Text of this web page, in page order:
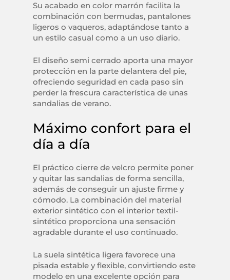
Su acabado en color marrón facilita la
combinación con bermudas, pantalones
ligeros o vaqueros, adaptándose tanto a
un estilo casual como a un uso diario.
El diseño semi cerrado aporta una mayor
protección en la parte delantera del pie,
ofreciendo seguridad en cada paso sin
perder la frescura característica de unas
sandalias de verano.
Máximo confort para el
día a día
El práctico cierre de velcro permite poner
y quitar las sandalias de forma sencilla,
además de conseguir un ajuste firme y
cómodo. La combinación del material
exterior sintético con el interior textil-
sintético proporciona una sensación
agradable durante el uso continuado.
La suela sintética ligera favorece una
pisada estable y flexible, convirtiendo este
modelo en una excelente opción para